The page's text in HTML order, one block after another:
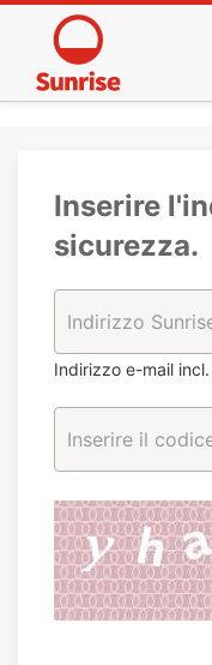
Inserire
sicurezza.
Indirizzo e-mail